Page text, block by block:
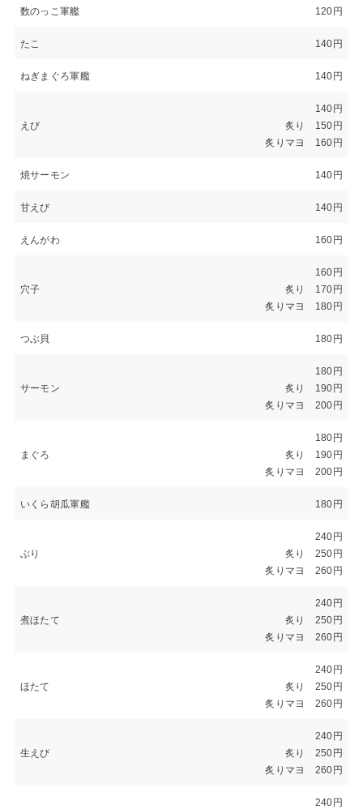
数のっこ軍艦 120円
たこ 140円
ねぎまぐろ軍艦 140円
えび
140円
炙り 150円
炙りマヨ 160円
焼サーモン 140円
甘えび 140円
えんがわ 160円
穴子
160円
炙り 170円
炙りマヨ 180円
つぶ貝 180円
サーモン
180円
炙り 190円
炙りマヨ 200円
まぐろ
180円
炙り 190円
炙りマヨ 200円
いくら胡瓜軍艦 180円
ぶり
240円
炙り 250円
炙りマヨ 260円
煮ほたて
240円
炙り 250円
炙りマヨ 260円
ほたて
240円
炙り 250円
炙りマヨ 260円
生えび
240円
炙り 250円
炙りマヨ 260円
240円